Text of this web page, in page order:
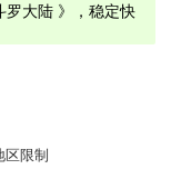
罗大陆 》，稳定快
区限制